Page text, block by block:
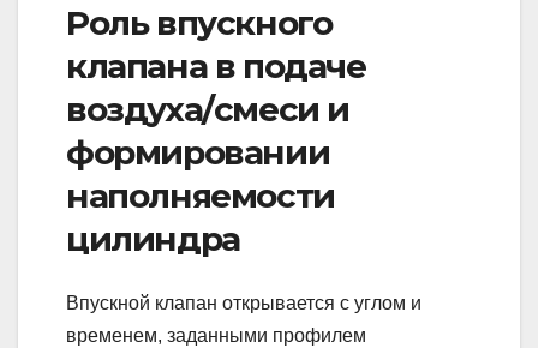
Роль впускного
клапана в подаче
воздуха/смеси и
формировании
наполняемости
цилиндра
Впускной клапан открывается с углом и
временем, заданными профилем